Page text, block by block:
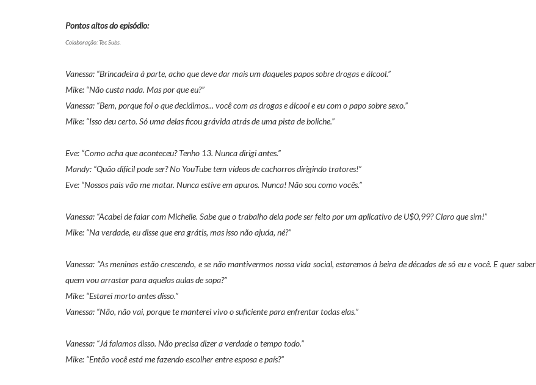
Pontos altos do episódio:
Colaboração: Tec Subs.
Vanessa: “Brincadeira à parte, acho que deve dar mais um daqueles papos sobre drogas e álcool.”
Mike: “Não custa nada. Mas por que eu?”
Vanessa: “Bem, porque foi o que decidimos... você com as drogas e álcool e eu com o papo sobre sexo.”
Mike: “Isso deu certo. Só uma delas ficou grávida atrás de uma pista de boliche.”
Eve: “Como acha que aconteceu? Tenho 13. Nunca dirigi antes.”
Mandy: “Quão difícil pode ser? No YouTube tem vídeos de cachorros dirigindo tratores!”
Eve: “Nossos pais vão me matar. Nunca estive em apuros. Nunca! Não sou como vocês.”
Vanessa: “Acabei de falar com Michelle. Sabe que o trabalho dela pode ser feito por um aplicativo de U$0,99? Claro que sim!”
Mike: “Na verdade, eu disse que era grátis, mas isso não ajuda, né?”
Vanessa: “As meninas estão crescendo, e se não mantivermos nossa vida social, estaremos à beira de décadas de só eu e você. E quer saber
quem vou arrastar para aquelas aulas de sopa?”
Mike: “Estarei morto antes disso.”
Vanessa: “Não, não vai, porque te manterei vivo o suficiente para enfrentar todas elas.”
Vanessa: “Já falamos disso. Não precisa dizer a verdade o tempo todo.”
Mike: “Então você está me fazendo escolher entre esposa e país?”